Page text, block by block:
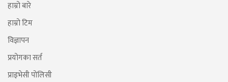
हाम्रो बारे
हाम्रो टिम
विज्ञापन
प्रयोगका सर्त
प्राइभेसी पोलिसी